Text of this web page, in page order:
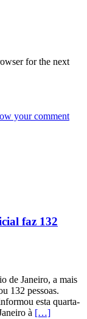
for the next
your comment
faz 132
de Janeiro, a mais
132 pessoas.
esta quarta-
à […]